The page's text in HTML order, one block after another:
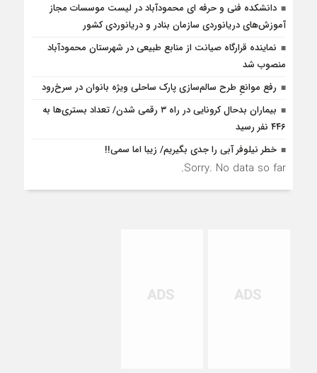
دانشکده فنی و حرفه ای محمودآباد در لیست موسسات مجاز
آموزش‌های دریانوردی سازمان بنادر و دریانوردی کشور
نماینده قرارگاه صیانت از منابع طبیعی در شهرستان محمودآباد
منصوب شد
رفع موانع‌ِ طرح سالم‌سازی پارک ساحلی ویژه بانوان در سرخ‌رود
بیماران بدحال کرونایی در راه ۳ رقمی شدن/ تعداد بستری‌ها به
۴۴۶ نفر رسید
خطر نیلوفر آبی را جدی بگیریم/ زیبا اما سمی!!
Sorry. No data so far.